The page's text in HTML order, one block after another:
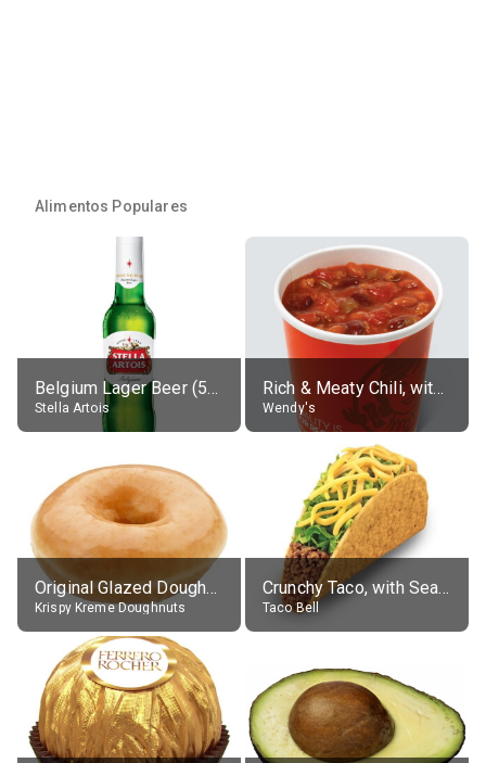
Alimentos Populares
Belgium Lager Beer (5% alc.)
Stella Artois
Rich & Meaty Chili, without toppings, large
Wendy's
Original Glazed Doughnut
Krispy Kreme Doughnuts
Crunchy Taco, with Seasoned Beef
Taco Bell